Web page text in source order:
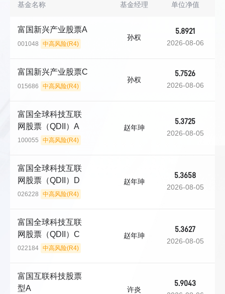
基金名称 基金经理 单位净值
富国新兴产业股票A
001048 中高风险(R4)
孙权
5.8921
2026-08-06
富国新兴产业股票C
015686 中高风险(R4)
孙权
5.7526
2026-08-06
富国全球科技互联
网股票（QDII）A
100055 中高风险(R4)
赵年珅
5.3725
2026-08-05
富国全球科技互联
网股票（QDII）D
026228 中高风险(R4)
赵年珅
5.3658
2026-08-05
富国全球科技互联
网股票（QDII）C
022184 中高风险(R4)
赵年珅
5.3627
2026-08-05
富国互联科技股票
型A
许炎
5.9043